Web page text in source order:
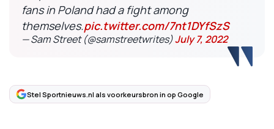
fans in Poland had a fight among
themselves.pic.twitter.com/7nt1DYfSzS
— Sam Street (@samstreetwrites)July 7, 2022
Stel Sportnieuws.nl als voorkeursbron in op Google